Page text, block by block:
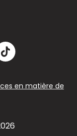
en matière de